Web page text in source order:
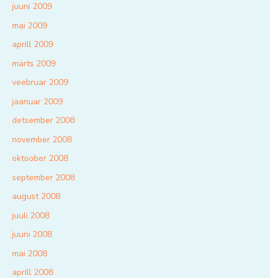
juuni 2009
mai 2009
aprill 2009
märts 2009
veebruar 2009
jaanuar 2009
detsember 2008
november 2008
oktoober 2008
september 2008
august 2008
juuli 2008
juuni 2008
mai 2008
aprill 2008